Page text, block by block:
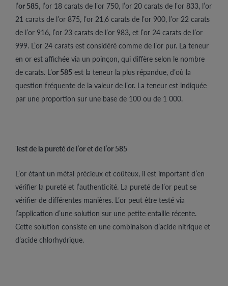
l’or 585, l’or 18 carats de l’or 750, l’or 20 carats de l’or 833, l’or
21 carats de l’or 875, l’or 21,6 carats de l’or 900, l’or 22 carats
de l’or 916, l’or 23 carats de l’or 983, et l’or 24 carats de l’or
999. L’or 24 carats est considéré comme de l’or pur. La teneur
en or est affichée via un poinçon, qui diffère selon le nombre
de carats. L’or 585 est la teneur la plus répandue, d’où la
question fréquente de la valeur de l’or. La teneur est indiquée
par une proportion sur une base de 100 ou de 1 000.
Test de la pureté de l’or et de l’or 585
L’or étant un métal précieux et coûteux, il est important d’en
vérifier la pureté et l’authenticité. La pureté de l’or peut se
vérifier de différentes manières. L’or peut être testé via
l’application d’une solution sur une petite entaille récente.
Cette solution consiste en une combinaison d’acide nitrique et
d’acide chlorhydrique.